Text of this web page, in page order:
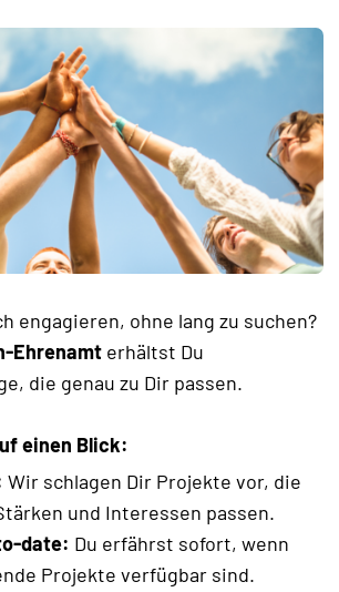
engagieren, ohne lang zu suchen?
Ehrenamt erhältst Du
die genau zu Dir passen.
einen Blick:
Wir schlagen Dir Projekte vor, die
und Interessen passen.
date: Du erfährst sofort, wenn
Projekte verfügbar sind.